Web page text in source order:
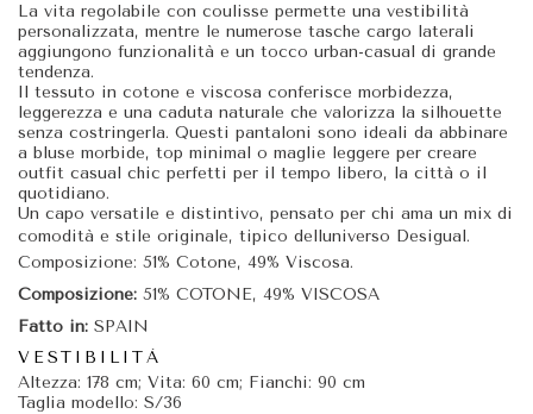
La vita regolabile con coulisse permette una vestibilità
personalizzata, mentre le numerose tasche cargo laterali
aggiungono funzionalità e un tocco urban-casual di grande
tendenza.
Il tessuto in cotone e viscosa conferisce morbidezza,
leggerezza e una caduta naturale che valorizza la silhouette
senza costringerla. Questi pantaloni sono ideali da abbinare
a bluse morbide, top minimal o maglie leggere per creare
outfit casual chic perfetti per il tempo libero, la città o il
quotidiano.
Un capo versatile e distintivo, pensato per chi ama un mix di
comodità e stile originale, tipico delluniverso Desigual.
Composizione: 51% Cotone, 49% Viscosa.
Composizione: 51% COTONE, 49% VISCOSA
Fatto in: SPAIN
VESTIBILITÀ
Altezza: 178 cm; Vita: 60 cm; Fianchi: 90 cm
Taglia modello: S/36